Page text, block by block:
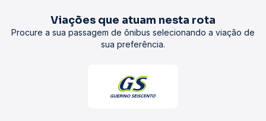
Viações que atuam nesta rota
Procure a sua passagem de ônibus selecionando a viação de
sua preferência.